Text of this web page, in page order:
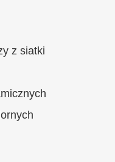
z siatki